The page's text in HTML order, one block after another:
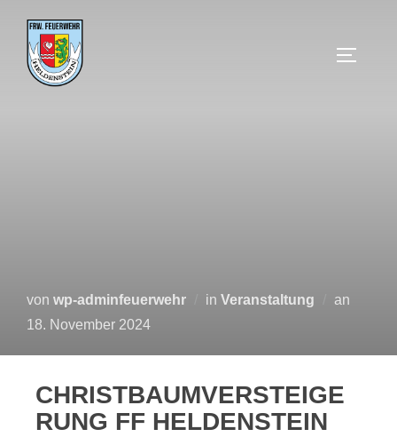
von wp-adminfeuerwehr in Veranstaltung
an
18. November 2024
CHRISTBAUMVERSTEIGE
RUNG FF HELDENSTEIN